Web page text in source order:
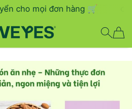
mọi đơn hàng 🛒